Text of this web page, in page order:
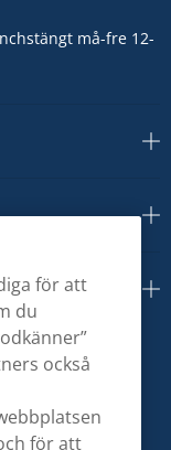
må-fre 12-
för att
du
också
för att